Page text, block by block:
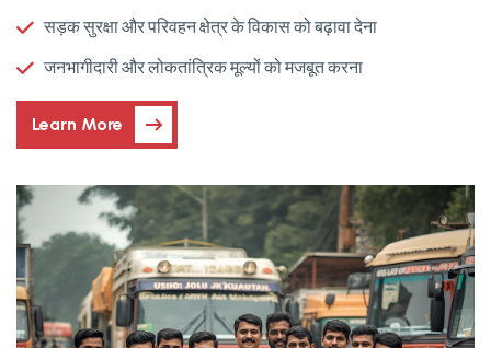
सड़क सुरक्षा और परिवहन क्षेत्र के विकास को बढ़ावा देना
जनभागीदारी और लोकतांत्रिक मूल्यों को मजबूत करना
Learn More